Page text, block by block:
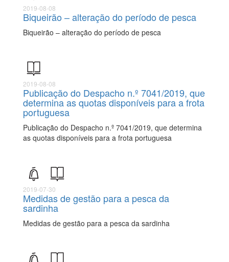
2019-08-08
Biqueirão – alteração do período de pesca
Biqueirão – alteração do período de pesca
2019-08-08
Publicação do Despacho n.º 7041/2019, que
determina as quotas disponíveis para a frota
portuguesa
Publicação do Despacho n.º 7041/2019, que determina
as quotas disponíveis para a frota portuguesa
2019-07-30
Medidas de gestão para a pesca da
sardinha
Medidas de gestão para a pesca da sardinha